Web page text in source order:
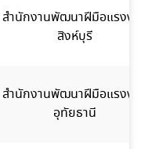
สำนักงานพัฒนาฝีมือแรงง
สิงห์บุรี
สำนักงานพัฒนาฝีมือแรงง
อุทัยธานี